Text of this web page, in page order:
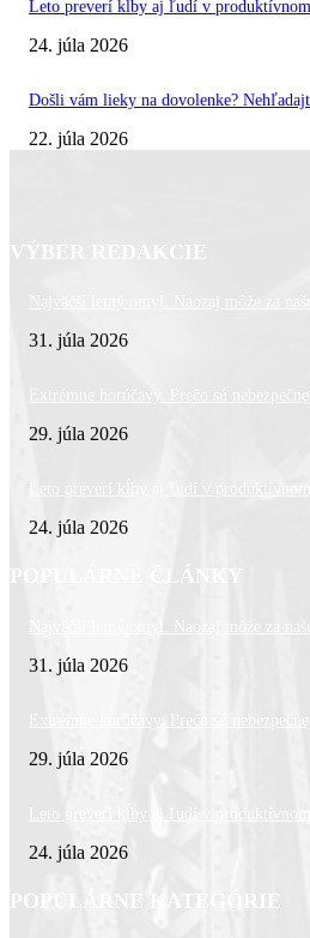
Leto preverí kĺby aj ľudí v
24. júla 2026
Došli vám lieky na dovolenke?
22. júla 2026
VÝBER REDAKCIE
Najväčší letný omyl. Naozaj môže za
31. júla 2026
Extrémne horúčavy. Prečo sú
29. júla 2026
Leto preverí kĺby aj ľudí v produktívnom
24. júla 2026
POPULÁRNE ČLÁNKY
Najväčší letný omyl. Naozaj môže za
31. júla 2026
Extrémne horúčavy. Prečo sú
29. júla 2026
Leto preverí kĺby aj ľudí v produktívnom
24. júla 2026
POPULÁRNE KATEGÓRIE